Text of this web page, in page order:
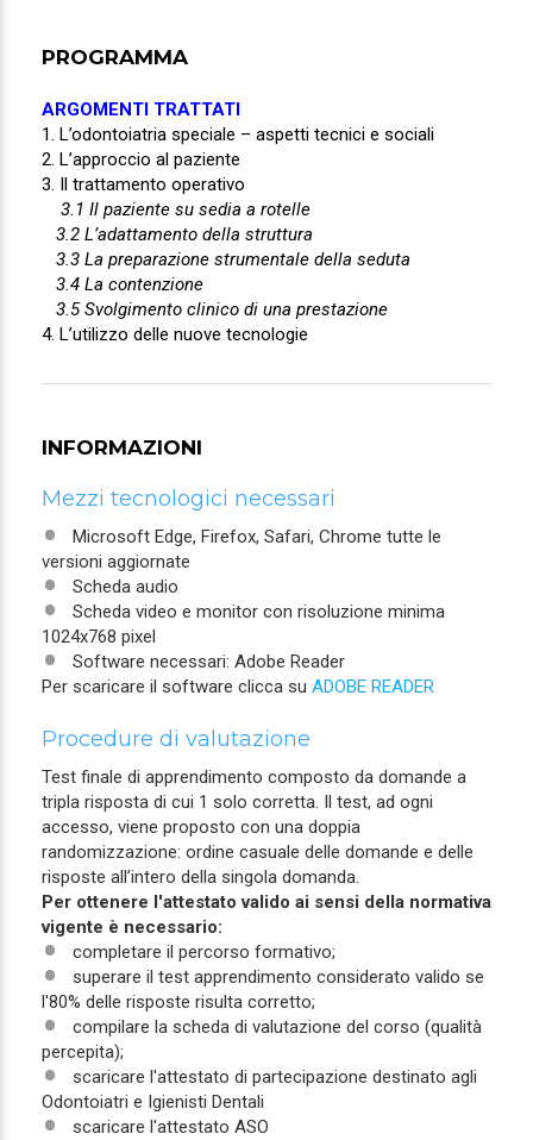
PROGRAMMA
ARGOMENTI TRATTATI
1. L’odontoiatria speciale – aspetti tecnici e sociali
2. L’approccio al paziente
3. Il trattamento operativo
3.1 Il paziente su sedia a rotelle
3.2 L’adattamento della struttura
3.3 La preparazione strumentale della seduta
3.4 La contenzione
3.5 Svolgimento clinico di una prestazione
4. L’utilizzo delle nuove tecnologie
INFORMAZIONI
Mezzi tecnologici necessari
Microsoft Edge, Firefox, Safari, Chrome tutte le
versioni aggiornate
Scheda audio
Scheda video e monitor con risoluzione minima
1024x768 pixel
Software necessari: Adobe Reader
Per scaricare il software clicca su ADOBE READER
Procedure di valutazione
Test finale di apprendimento composto da domande a
tripla risposta di cui 1 solo corretta. Il test, ad ogni
accesso, viene proposto con una doppia
randomizzazione: ordine casuale delle domande e delle
risposte all’intero della singola domanda.
Per ottenere l'attestato valido ai sensi della normativa
vigente è necessario:
completare il percorso formativo;
superare il test apprendimento considerato valido se
l'80% delle risposte risulta corretto;
compilare la scheda di valutazione del corso (qualità
percepita);
scaricare l'attestato di partecipazione destinato agli
Odontoiatri e Igienisti Dentali
scaricare l'attestato ASO